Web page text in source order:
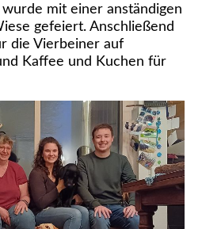
mit einer anständigen
gefeiert. Anschließend
die Vierbeiner auf
Kaffee und Kuchen für